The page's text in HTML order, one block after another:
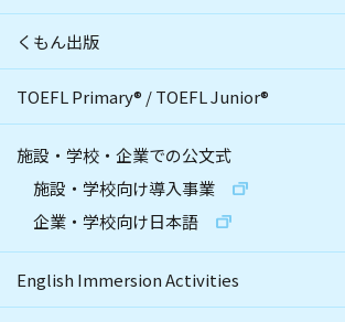
くもん出版
TOEFL Primary® /TOEFL Junior®
施設・学校・企業での公文式
施設・学校向け導入事業
企業・学校向け日本語
English Immersion Activities